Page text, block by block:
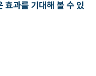
효과를 기대해 볼 수 있